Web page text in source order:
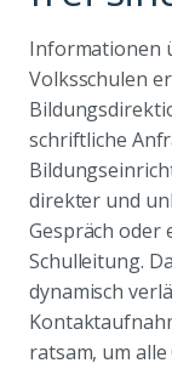
Informationen
Volksschulen
schriftliche
direkter und
Gespräch oder
Schulleitung.
dynamisch
ratsam, um